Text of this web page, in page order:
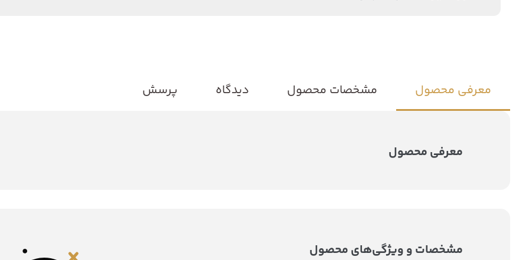
معرفی محصول مشخصات محصول دیدگاه پرسش
معرفی محصول
مشخصات و ویژگی‌های محصول